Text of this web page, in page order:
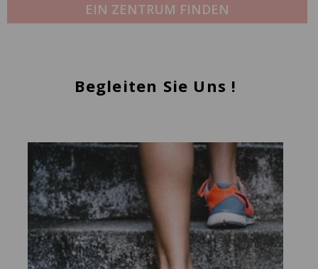
EIN ZENTRUM FINDEN
Begleiten Sie Uns !